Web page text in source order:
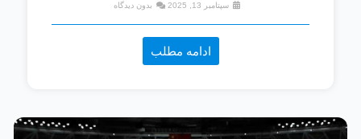
سپتامبر 13, 2025 بدون دیدگاه
ادامه مطلب